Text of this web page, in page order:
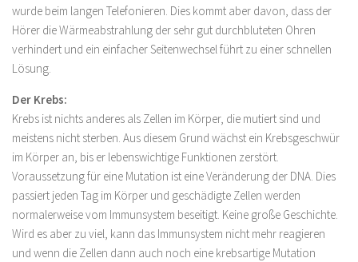
wurde beim langen Telefonieren. Dies kommt aber davon, dass der
Hörer die Wärmeabstrahlung der sehr gut durchbluteten Ohren
verhindert und ein einfacher Seitenwechsel führt zu einer schnellen
Lösung.
Der Krebs:
Krebs ist nichts anderes als Zellen im Körper, die mutiert sind und
meistens nicht sterben. Aus diesem Grund wächst ein Krebsgeschwür
im Körper an, bis er lebenswichtige Funktionen zerstört.
Voraussetzung für eine Mutation ist eine Veränderung der DNA. Dies
passiert jeden Tag im Körper und geschädigte Zellen werden
normalerweise vom Immunsystem beseitigt. Keine große Geschichte.
Wird es aber zu viel, kann das Immunsystem nicht mehr reagieren
und wenn die Zellen dann auch noch eine krebsartige Mutation